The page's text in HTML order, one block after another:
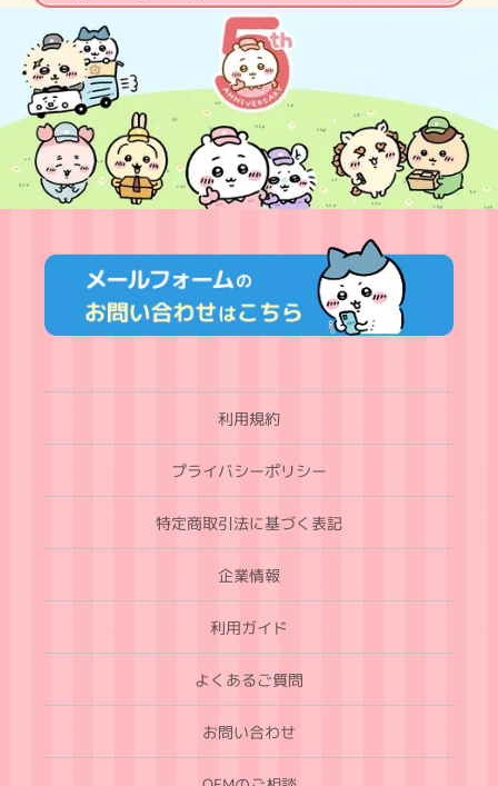
利用規約
プライバシーポリシー
特定商取引法に基づく表記
企業情報
利用ガイド
よくあるご質問
お問い合わせ